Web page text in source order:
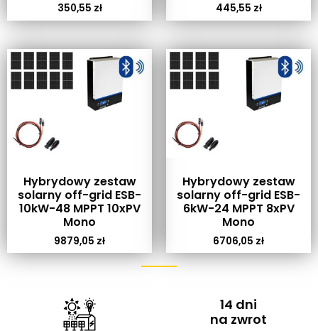
350,55 zł 445,55 zł
Hybrydowy zestaw
solarny off-grid ESB-
10kW-48 MPPT 10xPV
Mono
9879,05 zł
Hybrydowy zestaw
solarny off-grid ESB-
6kW-24 MPPT 8xPV
Mono
6706,05 zł
14 dni
na zwrot